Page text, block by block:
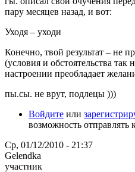
пару месяцев назад, и вот:
Уходя – уходи
Конечно, твой результат – не
(условия и обстоятельства
настроении преобладает
пы.сы. не врут, подлецы )))
Войдите или
возможность отправлять
Ср, 01/12/2010 - 21:37
Gelendka
участник